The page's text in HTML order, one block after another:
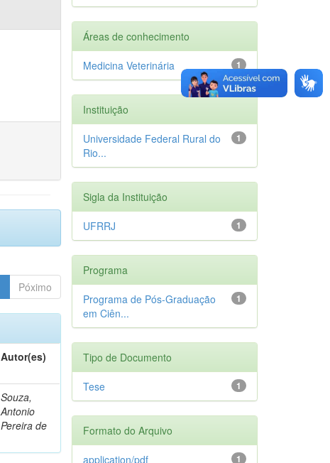
Póximo
Autor(es)
Souza,
Antonio
Pereira de
Áreas de conhecimento
1
Medicina Veterinária
Instituição
1
Universidade Federal Rural do
Rio...
Sigla da Instituição
1
UFRRJ
Programa
1
Programa de Pós-Graduação
em Ciên...
Tipo de Documento
1
Tese
Formato do Arquivo
1
application/pdf